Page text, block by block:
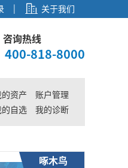
| 关于我们
咨询热线
400-818-8000
资产
账户管理
自选
我的诊断
啄木鸟